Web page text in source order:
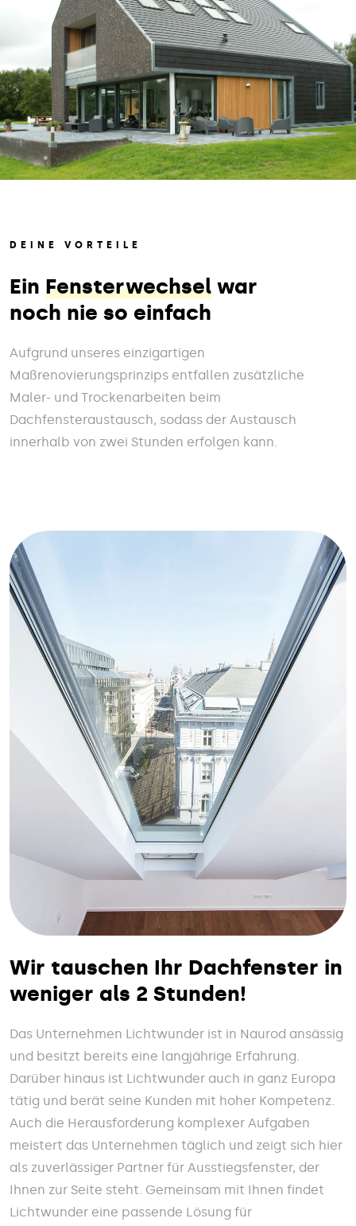
DEINE VORTEILE
Ein Fensterwechsel war
noch nie so einfach
Aufgrund unseres einzigartigen
Maßrenovierungsprinzips entfallen zusätzliche
Maler- und Trockenarbeiten beim
Dachfensteraustausch, sodass der Austausch
innerhalb von zwei Stunden erfolgen kann.
Wir tauschen Ihr Dachfenster in
weniger als 2 Stunden!
Das Unternehmen Lichtwunder ist in Naurod ansässig
und besitzt bereits eine langjährige Erfahrung.
Darüber hinaus ist Lichtwunder auch in ganz Europa
tätig und berät seine Kunden mit hoher Kompetenz.
Auch die Herausforderung komplexer Aufgaben
meistert das Unternehmen täglich und zeigt sich hier
als zuverlässiger Partner für Ausstiegsfenster, der
Ihnen zur Seite steht. Gemeinsam mit Ihnen findet
Lichtwunder eine passende Lösung für